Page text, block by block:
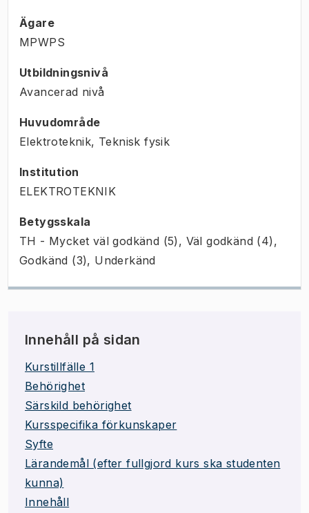
Ägare
MPWPS
Utbildningsnivå
Avancerad nivå
Huvudområde
Elektroteknik, Teknisk fysik
Institution
ELEKTROTEKNIK
Betygsskala
TH - Mycket väl godkänd (5), Väl godkänd (4),
Godkänd (3), Underkänd
Innehåll på sidan
Kurstillfälle 1
Behörighet
Särskild behörighet
Kursspecifika förkunskaper
Syfte
Lärandemål (efter fullgjord kurs ska studenten
kunna)
Innehåll